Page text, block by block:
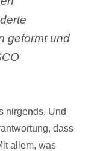
geformt und
nirgends. Und
dass
allem, was